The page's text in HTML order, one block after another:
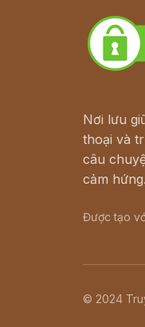
Nơi lưu
thoại và
câu
cảm hứng.
Được tạo
© 2024